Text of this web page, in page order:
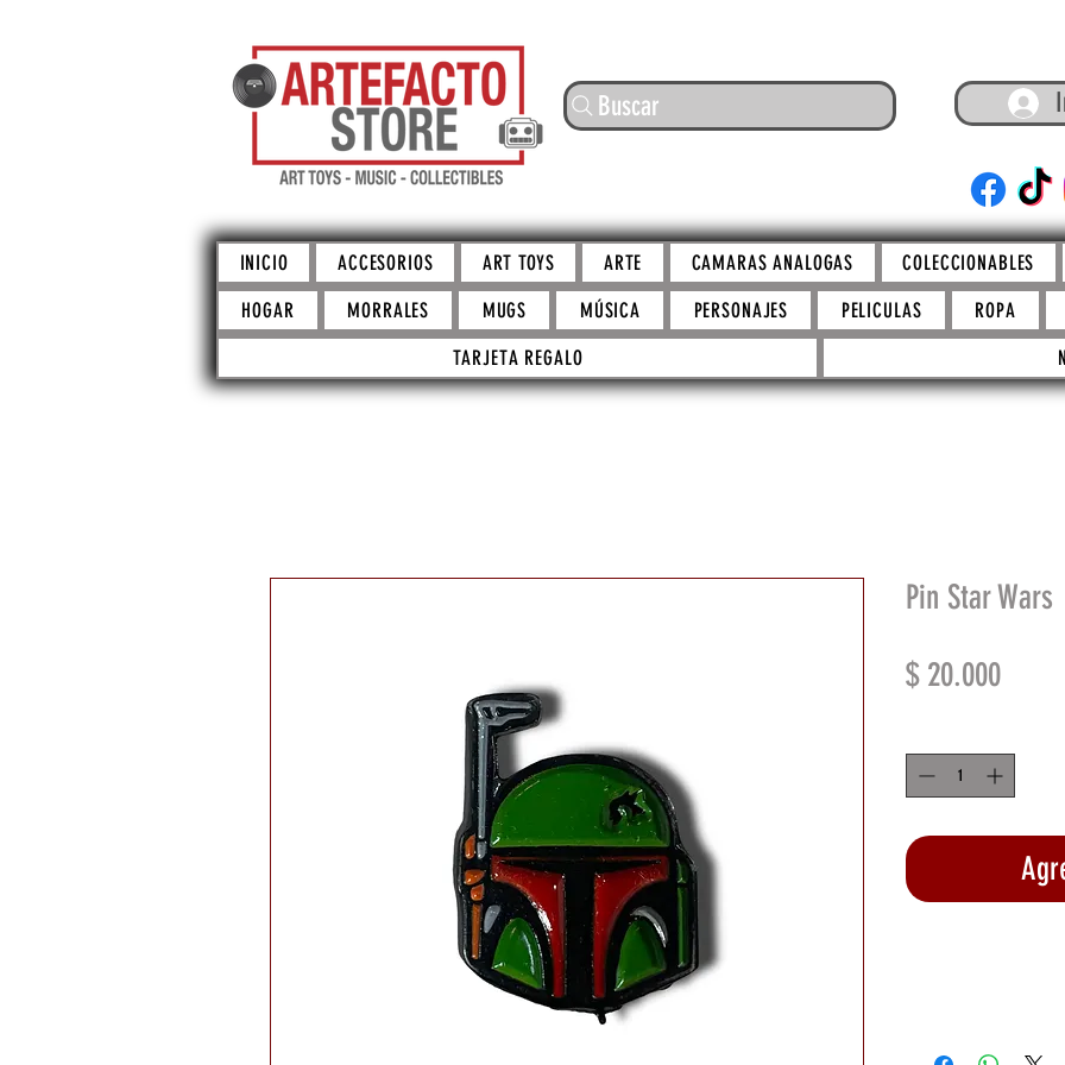
Buscar
INICIO ACCESORIOS ART TOYS ARTE CAMARAS ANALOGAS COLECCIONABLES
HOGAR
MORRALES MUGS MÚSICA PERSONAJES PELICULAS ROPA
TARJETA REGALO
Pin Star Wars
$ 20.000Precio